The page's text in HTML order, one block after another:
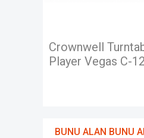
İğne Kutulu
Cartridge
BUNU ALAN BUNU